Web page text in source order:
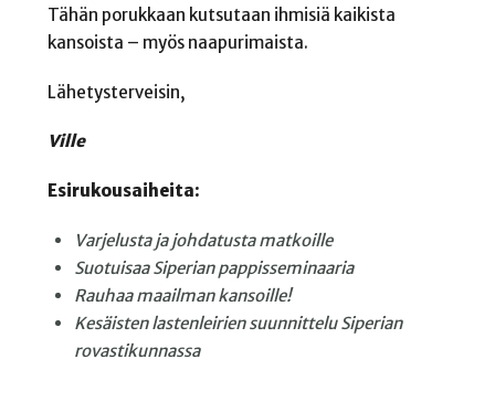
Tähän porukkaan kutsutaan ihmisiä kaikista
kansoista – myös naapurimaista.
Lähetysterveisin,
Ville
Esirukousaiheita:
Varjelusta ja johdatusta matkoille
Suotuisaa Siperian pappisseminaaria
Rauhaa maailman kansoille!
Kesäisten lastenleirien suunnittelu Siperian
rovastikunnassa